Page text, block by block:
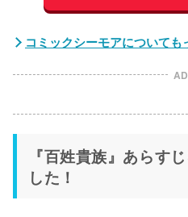
コミックシーモアについても
AD
『百姓貴族』あらす
した！